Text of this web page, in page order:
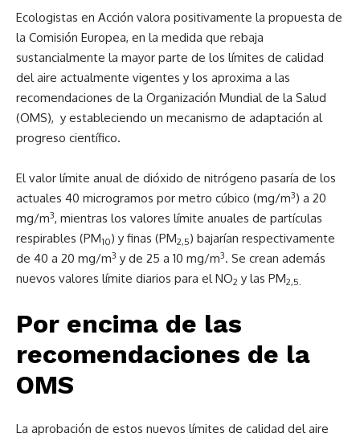
Ecologistas en Acción valora positivamente la propuesta de
la Comisión Europea, en la medida que rebaja
sustancialmente la mayor parte de los límites de calidad
del aire actualmente vigentes y los aproxima a las
recomendaciones de la Organización Mundial de la Salud
(OMS), y estableciendo un mecanismo de adaptación al
progreso científico.
El valor límite anual de dióxido de nitrógeno pasaría de los
actuales 40 microgramos por metro cúbico (mg/m3) a 20
mg/m3, mientras los valores límite anuales de partículas
respirables (PM10) y finas (PM2,5) bajarían respectivamente
de 40 a 20 mg/m3 y de 25 a 10 mg/m3. Se crean además
nuevos valores límite diarios para el NO2 y las PM2,5.
Por encima de las
recomendaciones de la
OMS
La aprobación de estos nuevos límites de calidad del aire